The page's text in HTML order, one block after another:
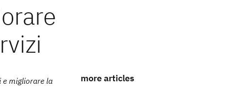
e migliorare la
more articles